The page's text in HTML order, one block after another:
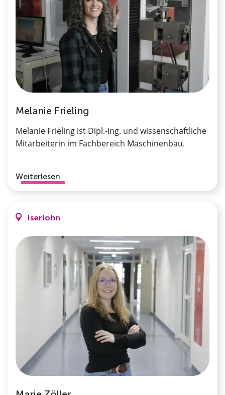
Melanie Frieling
Melanie Frieling ist Dipl.-Ing. und wissenschaftliche
Mitarbeiterin im Fachbereich Maschinenbau.
Weiterlesen
Iserlohn